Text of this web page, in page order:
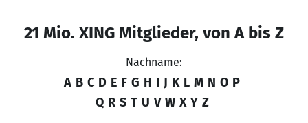
21 Mio. XING Mitglieder, von A bis Z
Nachname:
A B C D E F G H I J K L M N O P
Q R S T U V W X Y Z